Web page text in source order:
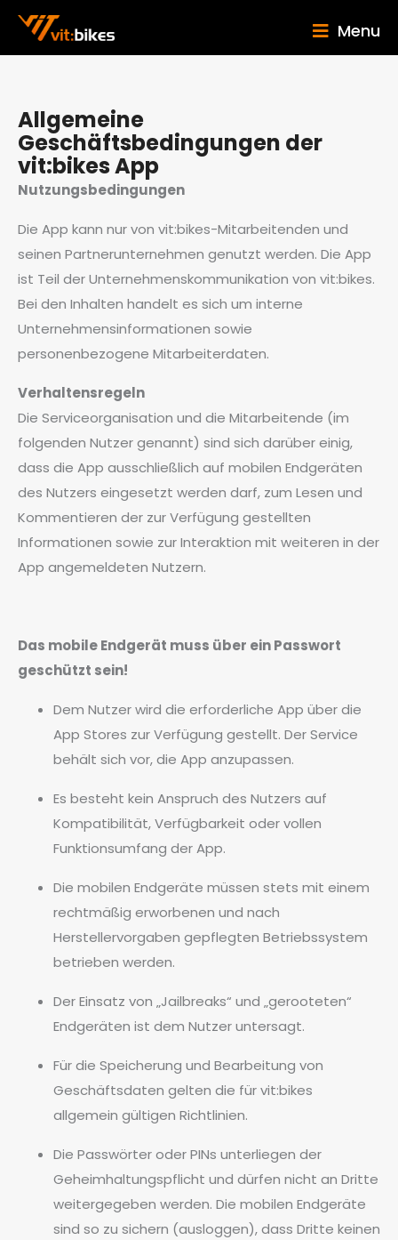
Menu
Allgemeine
Geschäftsbedingungen der
vit:bikes App
Nutzungsbedingungen
Die App kann nur von vit:bikes-Mitarbeitenden und
seinen Partnerunternehmen genutzt werden. Die App
ist Teil der Unternehmenskommunikation von vit:bikes.
Bei den Inhalten handelt es sich um interne
Unternehmensinformationen sowie
personenbezogene Mitarbeiterdaten.
Verhaltensregeln
Die Serviceorganisation und die Mitarbeitende (im
folgenden Nutzer genannt) sind sich darüber einig,
dass die App ausschließlich auf mobilen Endgeräten
des Nutzers eingesetzt werden darf, zum Lesen und
Kommentieren der zur Verfügung gestellten
Informationen sowie zur Interaktion mit weiteren in der
App angemeldeten Nutzern.
Das mobile Endgerät muss über ein Passwort
geschützt sein!
Dem Nutzer wird die erforderliche App über die
App Stores zur Verfügung gestellt. Der Service
behält sich vor, die App anzupassen.
Es besteht kein Anspruch des Nutzers auf
Kompatibilität, Verfügbarkeit oder vollen
Funktionsumfang der App.
Die mobilen Endgeräte müssen stets mit einem
rechtmäßig erworbenen und nach
Herstellervorgaben gepflegten Betriebssystem
betrieben werden.
Der Einsatz von „Jailbreaks“ und „gerooteten“
Endgeräten ist dem Nutzer untersagt.
Für die Speicherung und Bearbeitung von
Geschäftsdaten gelten die für vit:bikes
allgemein gültigen Richtlinien.
Die Passwörter oder PINs unterliegen der
Geheimhaltungspflicht und dürfen nicht an Dritte
weitergegeben werden. Die mobilen Endgeräte
sind so zu sichern (ausloggen), dass Dritte keinen